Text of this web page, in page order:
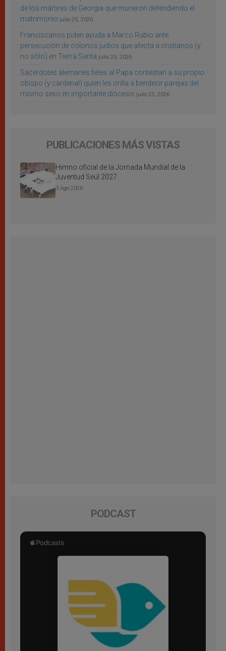
de los mártires de Georgia que murieron defendiendo el
matrimonio julio 25, 2026
Franciscanos piden ayuda a Marco Rubio ante
persecución de colonos judíos que afecta a cristianos (y
no sólo) en Tierra Santa julio 25, 2026
Sacerdotes alemanes fieles al Papa contestan a su propio
obispo (y cardenal) quien les orilla a bendecir parejas del
mismo sexo en importante diócesis julio 25, 2026
PUBLICACIONES MÁS VISTAS
Himno oficial de la Jornada Mundial de la
Juventud Seúl 2027
3 Ago 2026
PODCAST